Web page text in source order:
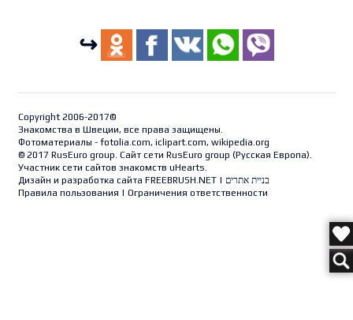
↪
Copyright 2006-2017©
Знакомства в Швеции, все права защищены.
Фотоматериалы - fotolia.com, iclipart.com, wikipedia.org
© 2017 RusEuro group. Сайт сети RusEuro group (Русская Европа).
Участник сети сайтов знакомств uHearts.
Дизайн и разработка сайта FREEBRUSH.NET| בניית אתרים
Правила пользования | Ограничения ответственности